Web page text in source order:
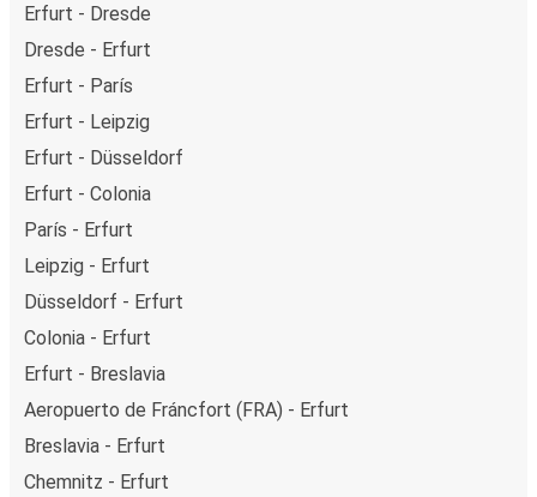
Erfurt - Dresde
Dresde - Erfurt
Erfurt - París
Erfurt - Leipzig
Erfurt - Düsseldorf
Erfurt - Colonia
París - Erfurt
Leipzig - Erfurt
Düsseldorf - Erfurt
Colonia - Erfurt
Erfurt - Breslavia
Aeropuerto de Fráncfort (FRA) - Erfurt
Breslavia - Erfurt
Chemnitz - Erfurt